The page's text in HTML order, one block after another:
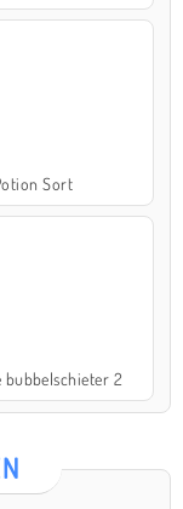
Sort
bubbelschieter 2